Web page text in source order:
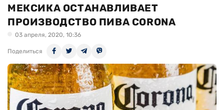
МЕКСИКА ОСТАНАВЛИВАЕТ
ПРОИЗВОДСТВО ПИВА CORONA
03 апреля, 2020, 10:36
Поделиться